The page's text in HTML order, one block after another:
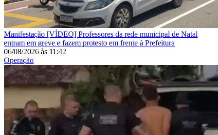
Manifestação [VÍDEO] Professores da rede municipal de Natal
entram em greve e fazem protesto em frente à Prefeitura
06/08/2026 às 11:42
Operação